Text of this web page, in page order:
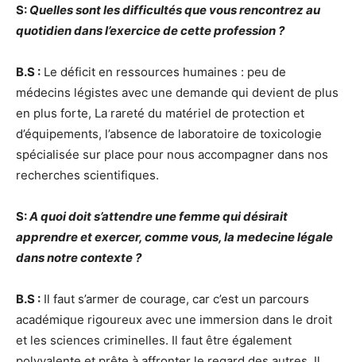
S: Quelles sont les difficultés que vous rencontrez au
quotidien dans l’exercice de cette profession ?
B.S : Le déficit en ressources humaines : peu de
médecins légistes avec une demande qui devient de plus
en plus forte, La rareté du matériel de protection et
d’équipements, l’absence de laboratoire de toxicologie
spécialisée sur place pour nous accompagner dans nos
recherches scientifiques.
S:A quoi doit s’attendre une femme qui désirait
apprendre et exercer, comme vous, la medecine légale
dans notre contexte ?
B.S : Il faut s’armer de courage, car c’est un parcours
académique rigoureux avec une immersion dans le droit
et les sciences criminelles. Il faut être également